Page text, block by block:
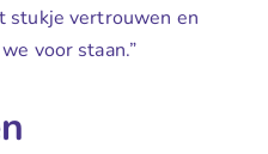
stukje vertrouwen en
voor staan.”